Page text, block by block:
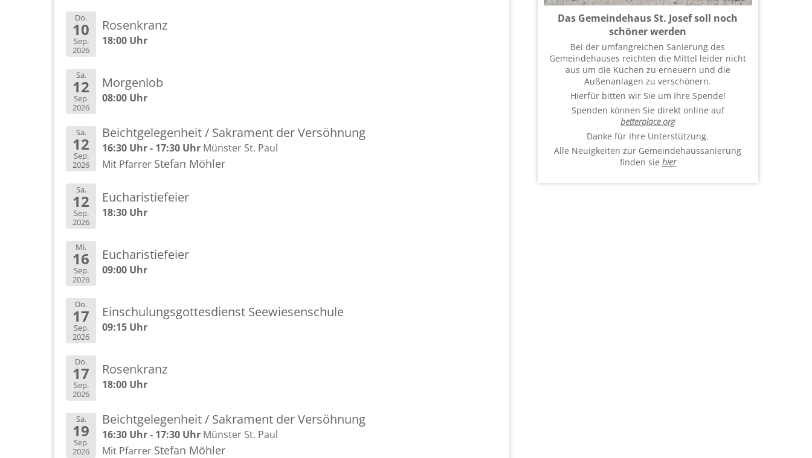
Do.
10
Sep.
2026
Ro­sen­kranz
18:00 Uhr
Sa.
12
Sep.
2026
Mor­gen­lob
08:00 Uhr
Sa.
12
Sep.
2026
Beicht­ge­le­gen­heit / Sa­kra­ment der Ver­söh­nung
16:30 Uhr - 17:30 Uhr Müns­ter St. Paul
Mit Pfar­rer Ste­fan Möh­ler
Sa.
12
Sep.
2026
Eu­cha­ris­tie­fei­er
18:30 Uhr
Mi.
16
Sep.
2026
Eu­cha­ris­tie­fei­er
09:00 Uhr
Do.
17
Sep.
2026
Ein­schu­lungs­got­tes­dienst See­wie­sen­schu­le
09:15 Uhr
Do.
17
Sep.
2026
Ro­sen­kranz
18:00 Uhr
Sa.
19
Sep.
2026
Beicht­ge­le­gen­heit / Sa­kra­ment der Ver­söh­nung
16:30 Uhr - 17:30 Uhr Müns­ter St. Paul
Mit Pfar­rer Ste­fan Möh­ler
Das Gemeindehaus St. Josef soll noch
schöner werden
Bei der umfangreichen Sanierung des
Gemeindehauses reichten die Mittel leider nicht
aus um die Küchen zu erneuern und die
Außenanlagen zu verschönern.
Hierfür bitten wir Sie um Ihre Spende!
Spenden können Sie direkt online auf
betterplace.org
Danke für Ihre Unterstützung.
Alle Neuigkeiten zur Gemeindehaussanierung
finden sie hier